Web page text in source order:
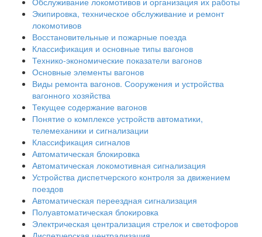
Экипировка, техническое обслуживание и ремонт
локомотивов
Восстановительные и пожарные поезда
Классификация и основные типы вагонов
Технико-экономические показатели вагонов
Основные элементы вагонов
Виды ремонта вагонов. Сооружения и устройства
вагонного хозяйства
Текущее содержание вагонов
Понятие о комплексе устройств автоматики,
телемеханики и сигнализации
Классификация сигналов
Автоматическая блокировка
Автоматическая локомотивная сигнализация
Устройства диспетчерского контроля за движением
поездов
Автоматическая переездная сигнализация
Полуавтоматическая блокировка
Электрическая централизация стрелок и светофоров